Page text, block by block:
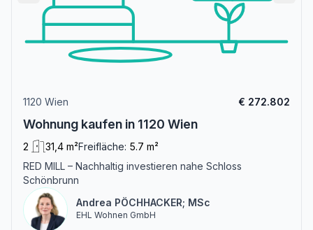
1120 Wien € 272.802
Wohnung kaufen in 1120 Wien
2 31,4 m²Freifläche: 5.7 m²
RED MILL – Nachhaltig investieren nahe Schloss
Schönbrunn
Andrea PÖCHHACKER; MSc
EHL Wohnen GmbH